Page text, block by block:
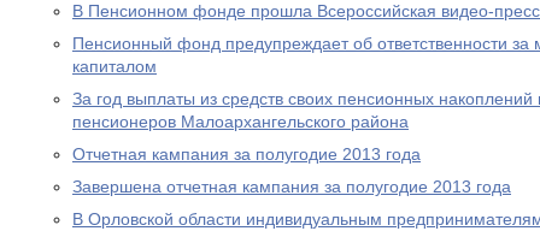
В Пенсионном фонде прошла Всероссийская видео-
Пенсионный фонд предупреждает об ответственности
капиталом
За год выплаты из средств своих пенсионных накоплений
пенсионеров Малоархангельского района
Отчетная кампания за полугодие 2013 года
Завершена отчетная кампания за полугодие 2013 года
В Орловской области индивидуальным